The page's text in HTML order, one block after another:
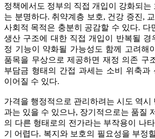
정책에서도 정부의 직접 개입이 강화되는
는 분명하다. 취약계층 보호, 건강 증진,
사회적 목적은 충분히 공감할 수 있다. 다
생산 구조에 대한 직접 개입이 반복될 경
정 기능이 약화될 가능성도 함께 고려해
품목을 무상으로 제공하면 재정 의존 구
부담금 형태의 간접 과세는 소비 위축과
이어질 수 있다.
가격을 행정적으로 관리하려는 시도 역시
과는 있을 수 있으나, 장기적으로는 품질
의 다른 형태로의 전가라는 부작용이 나
기 어렵다. 복지와 보호의 필요성을 부정